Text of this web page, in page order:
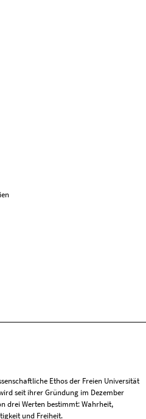
Ethos der Freien Universität
seit ihrer Gründung im Dezember
drei Werten bestimmt: Wahrheit,
und Freiheit.